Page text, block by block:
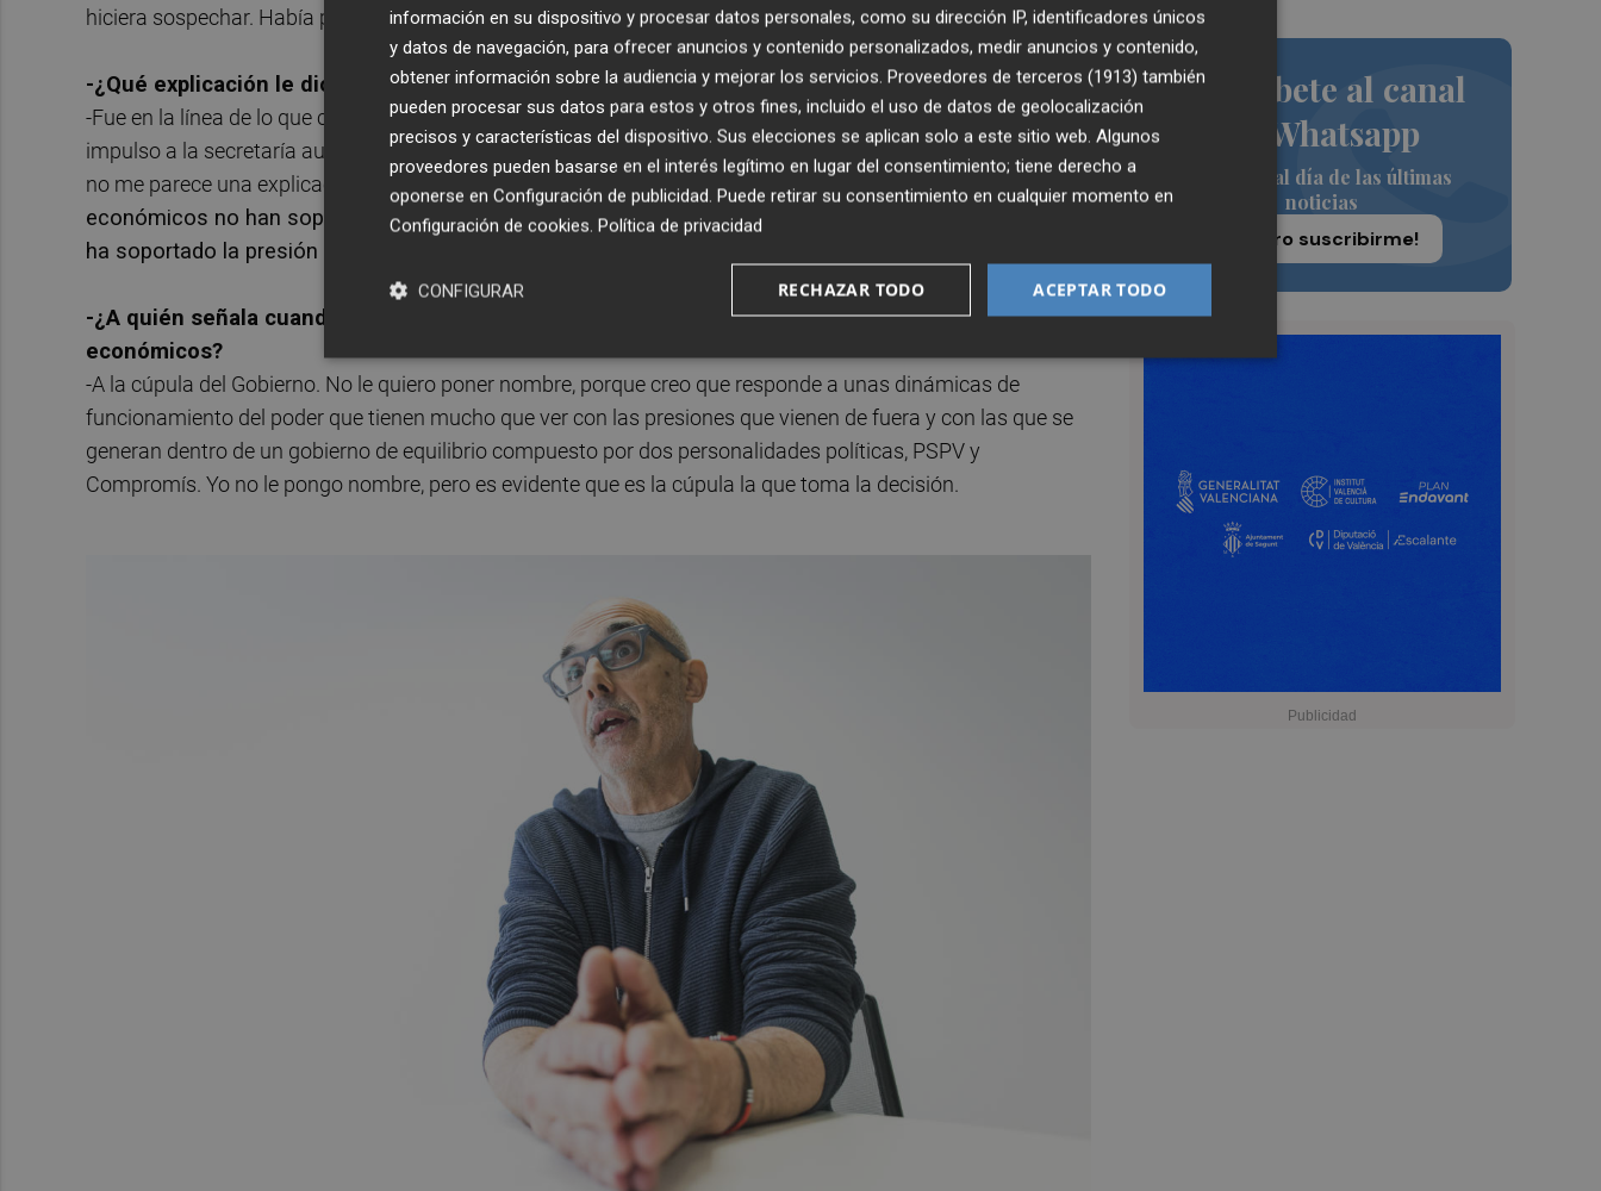
Suscríbete al canal
de Whatsapp
Siempre al día de las últimas
noticias
¡Quiero suscribirme!
hiciera sospechar. Había presión en los medios de comunicación, pero llevábamos dos años y medio así.
-¿Qué explicación le dio Mónica Oltra?
-Fue en la línea de lo que contó después en la rueda de prensa tras el pleno del Consell. Un poco lo del
impulso a la secretaría autonómica... estas cuestiones. Vaya, yo creo que si algo no me faltaba era impulso,
no me parece una explicación demasiado acertada. Yo creo que la cuestión está en que
los poderes
económicos no han soportado determinadas políticas medioambientales y el Govern del Botànic no
ha soportado la presión de los poderes económicos.
-¿A quién señala cuando dice que el Botànic no ha soportado la presión de los poderes
económicos?
-A la cúpula del Gobierno. No le quiero poner nombre, porque creo que responde a unas dinámicas de
funcionamiento del poder que tienen mucho que ver con las presiones que vienen de fuera y con las que se
generan dentro de un gobierno de equilibrio compuesto por dos personalidades políticas, PSPV y
Compromís. Yo no le pongo nombre, pero es evidente que es la cúpula la que toma la decisión.
información en su dispositivo y procesar datos personales, como su dirección IP, identificadores únicos
y datos de navegación, para ofrecer anuncios y contenido personalizados, medir anuncios y contenido,
obtener información sobre la audiencia y mejorar los servicios. Proveedores de terceros (1913) también
pueden procesar sus datos para estos y otros fines, incluido el uso de datos de geolocalización
precisos y características del dispositivo. Sus elecciones se aplican solo a este sitio web. Algunos
proveedores pueden basarse en el interés legítimo en lugar del consentimiento; tiene derecho a
oponerse en Configuración de publicidad. Puede retirar su consentimiento en cualquier momento en
Configuración de cookies. Política de privacidad
ACEPTAR TODO
RECHAZAR TODO
CONFIGURAR